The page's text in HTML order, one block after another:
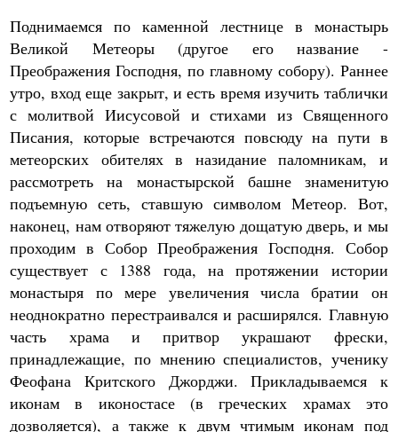
Поднимаемся по каменной лестнице в монастырь
Великой Метеоры (другое его название -
Преображения Господня, по главному собору). Раннее
утро, вход еще закрыт, и есть время изучить таблички
с молитвой Иисусовой и стихами из Священного
Писания, которые встречаются повсюду на пути в
метеорских обителях в назидание паломникам, и
рассмотреть на монастырской башне знаменитую
подъемную сеть, ставшую символом Метеор. Вот,
наконец, нам отворяют тяжелую дощатую дверь, и мы
проходим в Собор Преображения Господня. Собор
существует с 1388 года, на протяжении истории
монастыря по мере увеличения числа братии он
неоднократно перестраивался и расширялся. Главную
часть храма и притвор украшают фрески,
принадлежащие, по мнению специалистов, ученику
Феофана Критского Джорджи. Прикладываемся к
иконам в иконостасе (в греческих храмах это
дозволяется), а также к двум чтимым иконам под